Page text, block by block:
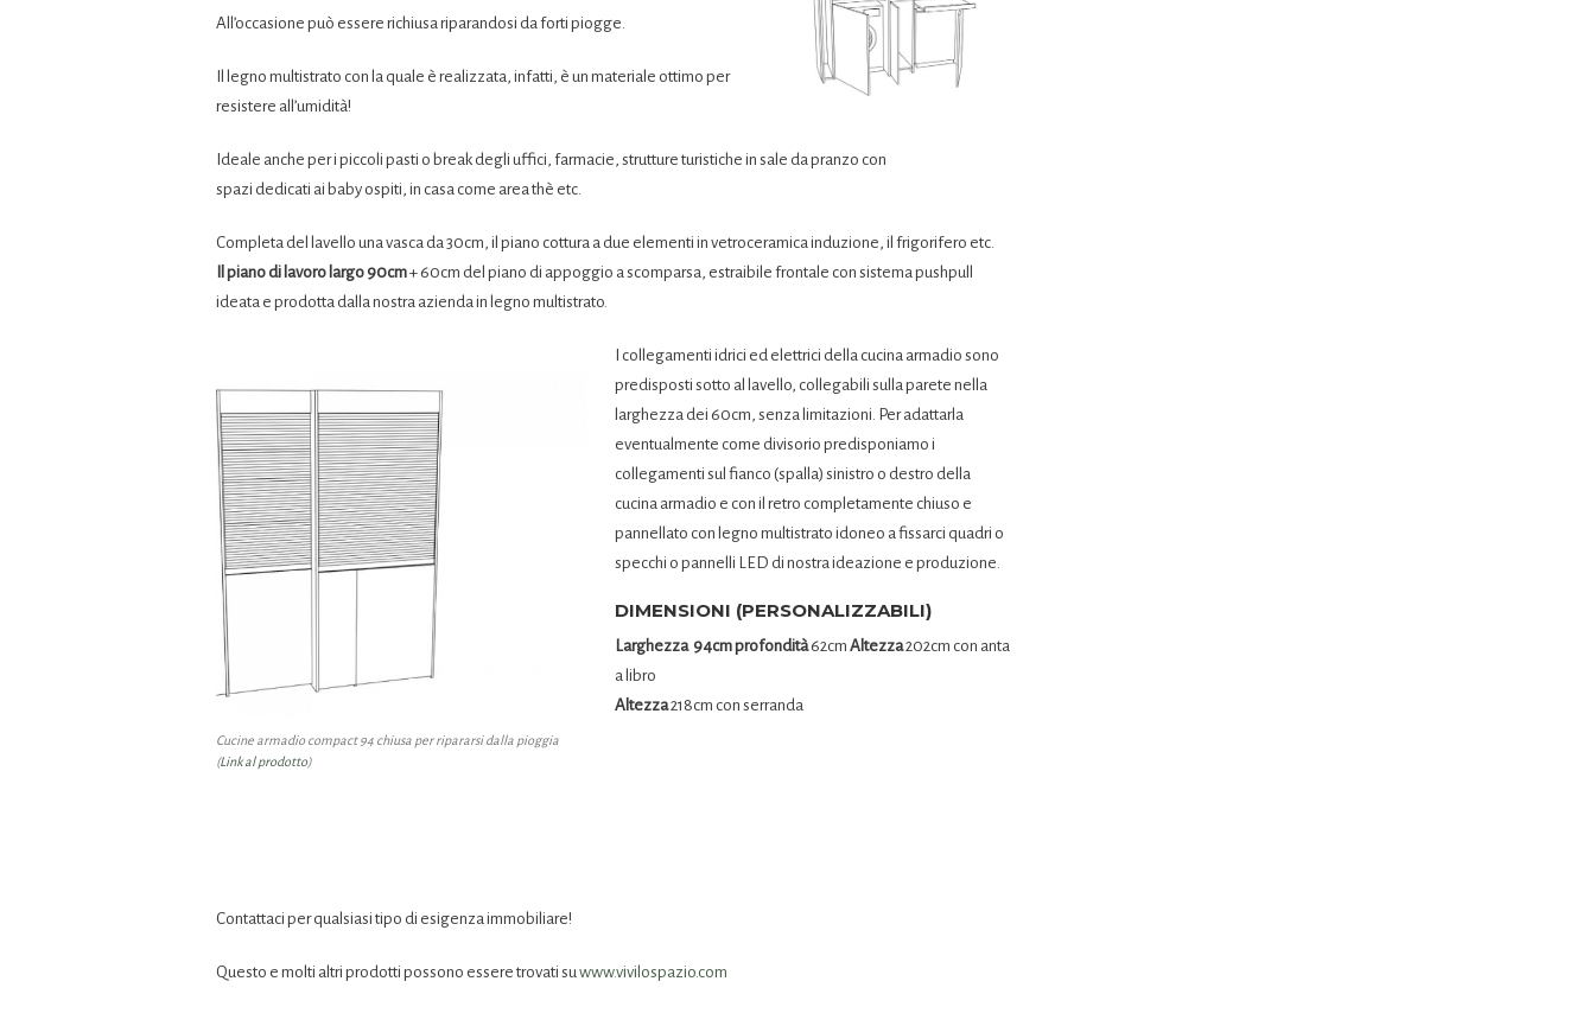
All’occasione può essere richiusa riparandosi da forti piogge.
Il legno multistrato con la quale è realizzata, infatti, è un materiale ottimo per
resistere all’umidità!
Ideale anche per i piccoli pasti o break degli uffici, farmacie, strutture turistiche in sale da pranzo con
spazi dedicati ai baby ospiti, in casa come area thè etc.
Completa del lavello una vasca da 30cm, il piano cottura a due elementi in vetroceramica induzione, il frigorifero etc.
Il piano di lavoro largo 90cm+ 60cm del piano di appoggio a scomparsa, estraibile frontale con sistema pushpull
ideata e prodotta dalla nostra azienda in legno multistrato.
Cucine armadio compact 94 chiusa per ripararsi dalla pioggia
(Link al prodotto)
I collegamenti idrici ed elettrici della cucina armadio sono
predisposti sotto al lavello, collegabili sulla parete nella
larghezza dei 60cm, senza limitazioni. Per adattarla
eventualmente come divisorio predisponiamo i
collegamenti sul fianco (spalla) sinistro o destro della
cucina armadio e con il retro completamente chiuso e
pannellato con legno multistrato idoneo a fissarci quadri o
specchi o pannelli LED di nostra ideazione e produzione.
DIMENSIONI (PERSONALIZZABILI)
Larghezza 94cm profondità62cm Altezza202cm con anta
a libro
Altezza218cm con serranda
Contattaci per qualsiasi tipo di esigenza immobiliare!
Questo e molti altri prodotti possono essere trovati suwww.vivilospazio.com